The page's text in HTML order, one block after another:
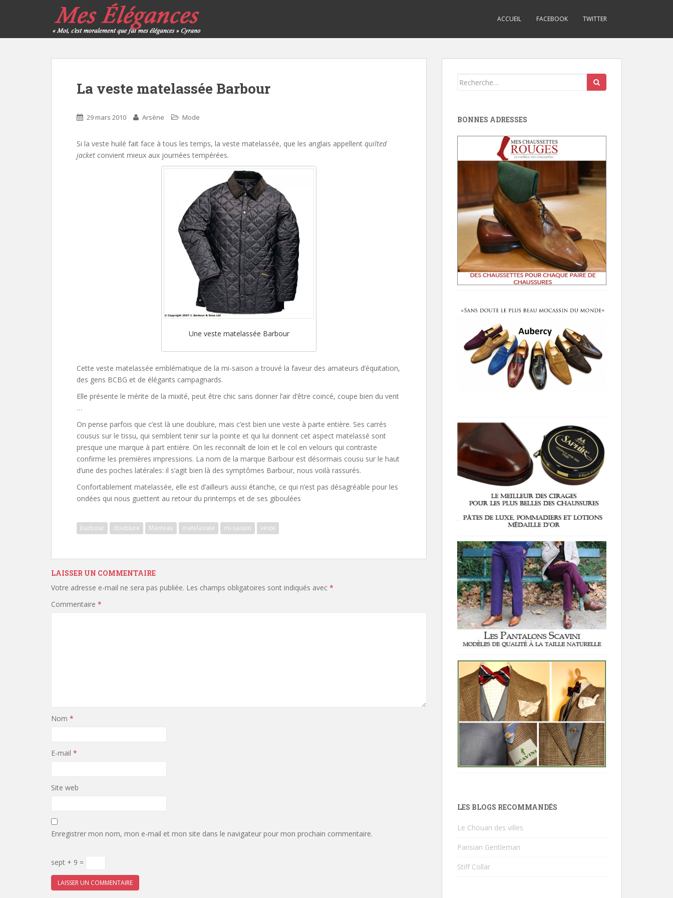
ACCUEIL FACEBOOK TWITTER
La veste matelassée Barbour
29 mars 2010 Arsène Mode
Si la veste huilé fait face à tous les temps, la veste matelassée, que les anglais appellent quilted
jacket convient mieux aux journées tempérées.
Une veste matelassée Barbour
Cette veste matelassée emblématique de la mi-saison a trouvé la faveur des amateurs d’équitation,
des gens BCBG et de élégants campagnards.
Elle présente le mérite de la mixité, peut être chic sans donner l’air d’être coincé, coupe bien du vent
…
On pense parfois que c’est là une doublure, mais c’est bien une veste à parte entière. Ses carrés
cousus sur le tissu, qui semblent tenir sur la pointe et qui lui donnent cet aspect matelassé sont
presque une marque à part entière. On les reconnaît de loin et le col en velours qui contraste
confirme les premières impressions. La nom de la marque Barbour est désormais cousu sur le haut
d’une des poches latérales: il s’agit bien là des symptômes Barbour, nous voilà rassurés.
Confortablement matelassée, elle est d’ailleurs aussi étanche, ce qui n’est pas désagréable pour les
ondées qui nous guettent au retour du printemps et de ses giboulées
barbour doublure Manteau matelassée mi-saison veste
LAISSER UN COMMENTAIRE
Votre adresse e-mail ne sera pas publiée. Les champs obligatoires sont indiqués avec *
Commentaire *
Nom *
E-mail *
Site web
Enregistrer mon nom, mon e-mail et mon site dans le navigateur pour mon prochain commentaire.
sept + 9 =
Search
BONNES ADRESSES
LES BLOGS RECOMMANDÉS
Le Chouan des villes
Parisian Gentleman
Stiff Collar